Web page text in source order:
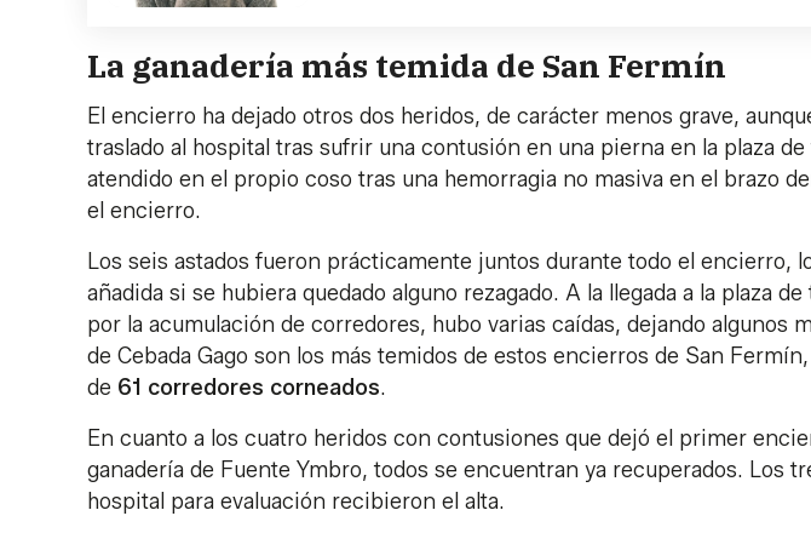
La ganadería más temida de San Fermín
El encierro ha dejado otros dos heridos, de carácter menos grave,
traslado al hospital tras sufrir una contusión en una pierna en la plaza
atendido en el propio coso tras una hemorragia no masiva en el brazo
el encierro.
Los seis astados fueron prácticamente juntos durante todo el encierro,
añadida si se hubiera quedado alguno rezagado. A la llegada a la plaza
por la acumulación de corredores, hubo varias caídas, dejando algunos
de Cebada Gago son los más temidos de estos encierros de San
de 61 corredores corneados.
En cuanto a los cuatro heridos con contusiones que dejó el primer
ganadería de Fuente Ymbro, todos se encuentran ya recuperados. Los
hospital para evaluación recibieron el alta.